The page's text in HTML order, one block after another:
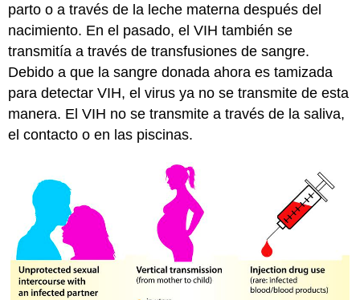
parto o a través de la leche materna después del
nacimiento. En el pasado, el VIH también se
transmitía a través de transfusiones de sangre.
Debido a que la sangre donada ahora es tamizada
para detectar VIH, el virus ya no se transmite de esta
manera. El VIH no se transmite a través de la saliva,
el contacto o en las piscinas.